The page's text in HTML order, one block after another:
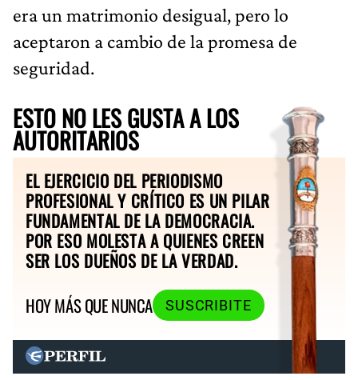
era un matrimonio desigual, pero lo
aceptaron a cambio de la promesa de
seguridad.
ESTO NO LES GUSTA A LOS
AUTORITARIOS
EL EJERCICIO DEL PERIODISMO
PROFESIONAL Y CRÍTICO ES UN PILAR
FUNDAMENTAL DE LA DEMOCRACIA.
POR ESO MOLESTA A QUIENES CREEN
SER LOS DUEÑOS DE LA VERDAD.
HOY MÁS QUE NUNCA
SUSCRIBITE